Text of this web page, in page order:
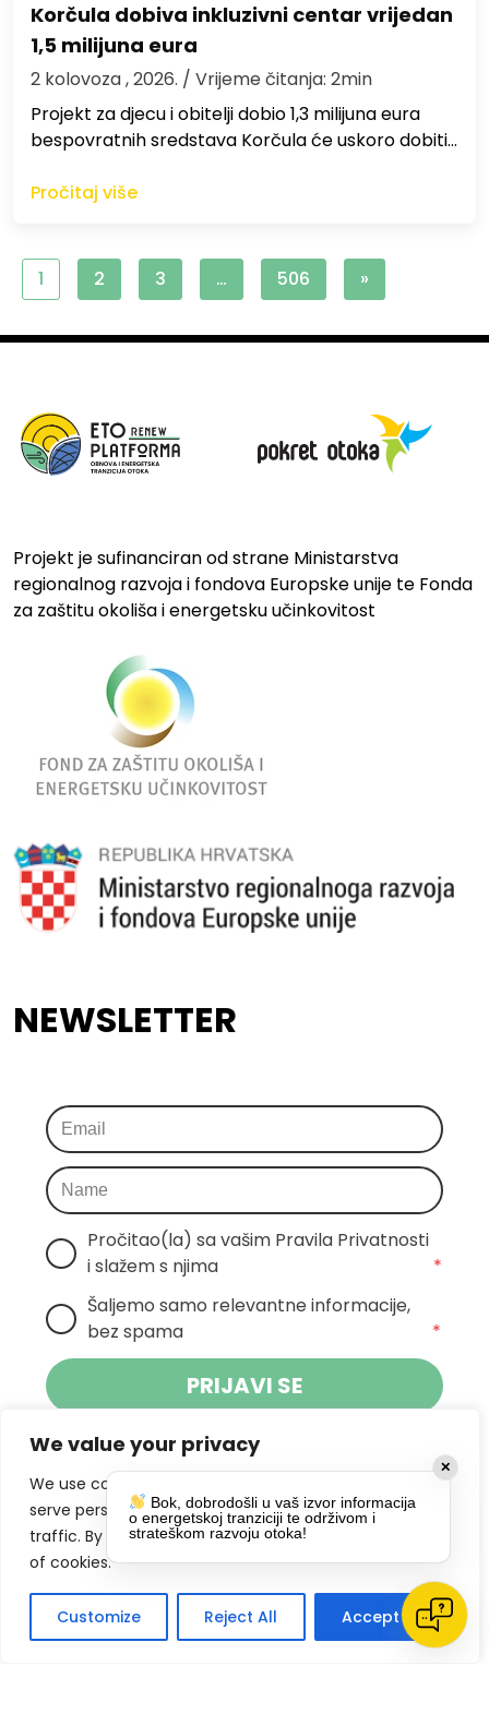
We value your privacy
We use cookies to enhance your browsing experience,
serve personalized ads or content, and analyze our
traffic. By clicking "Accept All", you consent to our use
of cookies.
Customize Reject All Accept All
Korčula dobiva inkluzivni centar vrijedan
1,5 milijuna eura
2 kolovoza , 2026. / Vrijeme čitanja: 2min
Projekt za djecu i obitelji dobio 1,3 milijuna eura
bespovratnih sredstava Korčula će uskoro dobiti…
Pročitaj više
1 2 3 … 506 »
Projekt je sufinanciran od strane Ministarstva
regionalnog razvoja i fondova Europske unije te Fonda
za zaštitu okoliša i energetsku učinkovitost
NEWSLETTER
Pročitao(la) sa vašim Pravila Privatnosti
i slažem s njima
*
Šaljemo samo relevantne informacije,
bez spama
*
PRIJAVI SE
Klikom na gumb dajete suglasnost za
primanje novosti Pokreta Otoka te se
slažete spolitikom privatnosti.
DRUŠTVENE MREŽE
✕
Bok, dobrodošli u vaš izvor informacija
o energetskoj tranziciji te održivom i
strateškom razvoju otoka!